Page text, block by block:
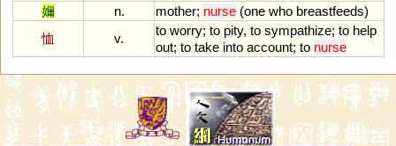
嬭
n. mother; nurse (one who breastfeeds)
恤
v.
to worry; to pity, to sympathize; to help
out; to take into account; to nurse